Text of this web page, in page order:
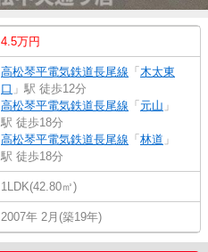
4.5万円
高松琴平電気鉄道長尾線 「 木太東
口 」駅 徒歩12分
高松琴平電気鉄道長尾線 「 元山 」
駅 徒歩18分
高松琴平電気鉄道長尾線 「 林道 」
駅 徒歩18分
1LDK(42.80㎡)
2007年 2月(築19年)